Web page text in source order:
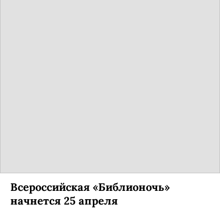
Всероссийская «Библионочь»
начнется 25 апреля